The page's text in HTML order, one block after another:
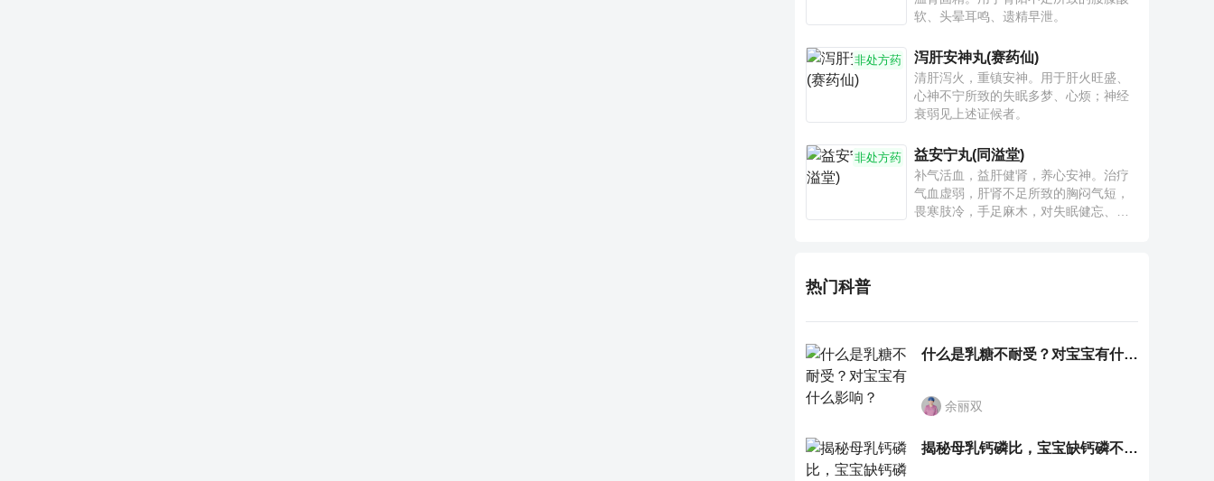
软、头晕耳鸣、遗精早泄。
非处方药 泻肝安神丸(赛药仙)
清肝泻火，重镇安神。用于肝火旺盛、
心神不宁所致的失眠多梦、心烦；神经
衰弱见上述证候者。
非处方药 益安宁丸(同溢堂)
补气活血，益肝健肾，养心安神。治疗
气血虚弱，肝肾不足所致的胸闷气短，
畏寒肢冷，手足麻木，对失眠健忘、神
热门科普
什么是乳糖不耐受？对宝宝有什么影响？
余丽双
揭秘母乳钙磷比，宝宝缺钙磷不再愁